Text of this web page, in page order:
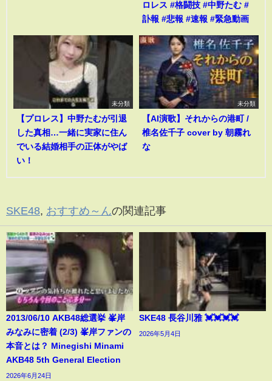
ロレス #格闘技 #中野たむ #
訃報 #悲報 #速報 #緊急動画
未分類
【プロレス】中野たむが引退
した真相…一緒に実家に住ん
でいる結婚相手の正体がやば
い！
未分類
【AI演歌】それからの港町 /
椎名佐千子 cover by 朝霧れ
な
SKE48, おすすめ～んの関連記事
2013/06/10 AKB48総選挙 峯岸
みなみに密着 (2/3) 峯岸ファンの
本音とは？ Minegishi Minami
AKB48 5th General Election
2026年6月24日
SKE48 長谷川雅 💓💓💓💓
2026年5月4日